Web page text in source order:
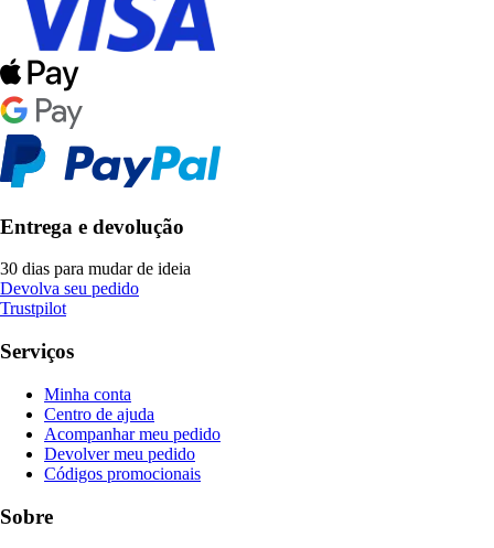
Entrega e devolução
30 dias para mudar de ideia
Devolva seu pedido
Trustpilot
Serviços
Minha conta
Centro de ajuda
Acompanhar meu pedido
Devolver meu pedido
Códigos promocionais
Sobre